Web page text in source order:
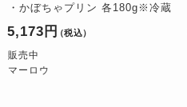
・かぼちゃプリン 各180g※冷蔵
5,173円 （税込）
販売中
マーロウ